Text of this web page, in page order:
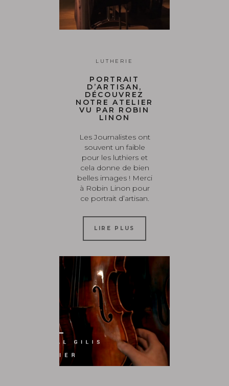
LUTHERIE
PORTRAIT
D’ARTISAN,
DÉCOUVREZ
NOTRE ATELIER
VU PAR ROBIN
LINON
Les Journalistes ont
souvent un faible
pour les luthiers et
cela donne de bien
belles images ! Merci
à Robin Linon pour
ce portrait d’artisan.
LIRE PLUS